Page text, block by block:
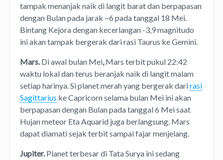
tampak menanjak naik di langit barat dan berpapasan
dengan Bulan pada jarak ~6 pada tanggal 18 Mei.
Bintang Kejora dengan kecerlangan -3,9 magnitudo
ini akan tampak bergerak dari rasi Taurus ke Gemini.
Mars.Di awal bulan Mei,Mars terbit pukul 22:42
waktu lokal dan terus beranjak naik di langit malam
setiap harinya. Si planet merah yang bergerak darirasi
Sagittarius ke Capricorn selama bulan Mei ini akan
berpapasan dengan Bulan pada tanggal 6 Mei saat
Hujan meteor Eta Aquarid juga berlangsung. Mars
dapat diamati sejak terbit sampai fajar menjelang.
Jupiter.Planet terbesar di Tata Surya ini sedang